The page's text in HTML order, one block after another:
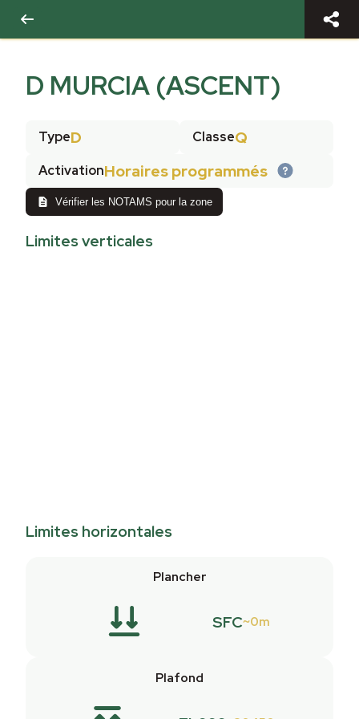
D MURCIA (ASCENT)
TypeD ClasseQ
ActivationHoraires programmés
Vérifier les NOTAMS pour la zone
Limites verticales
Limites horizontales
Plancher
SFC 0m
Plafond